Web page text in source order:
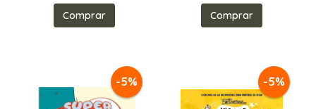
Comprar Comprar
-5% -5%